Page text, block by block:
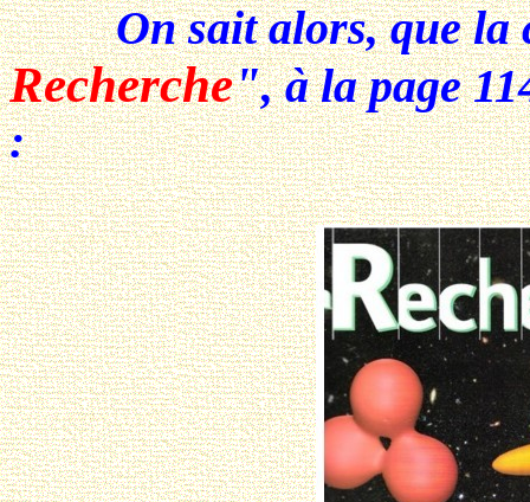
On sait alors, que la
Recherche", à la page
: